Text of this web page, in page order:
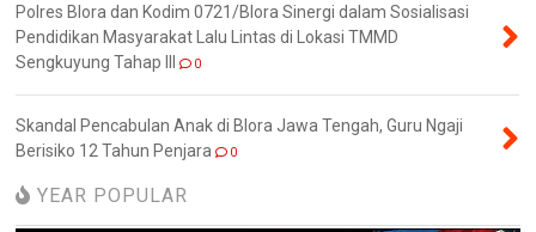
Polres Blora dan Kodim 0721/Blora Sinergi dalam Sosialisasi
Pendidikan Masyarakat Lalu Lintas di Lokasi TMMD
Sengkuyung Tahap III
0
Skandal Pencabulan Anak di Blora Jawa Tengah, Guru Ngaji
Berisiko 12 Tahun Penjara
0
YEAR POPULAR